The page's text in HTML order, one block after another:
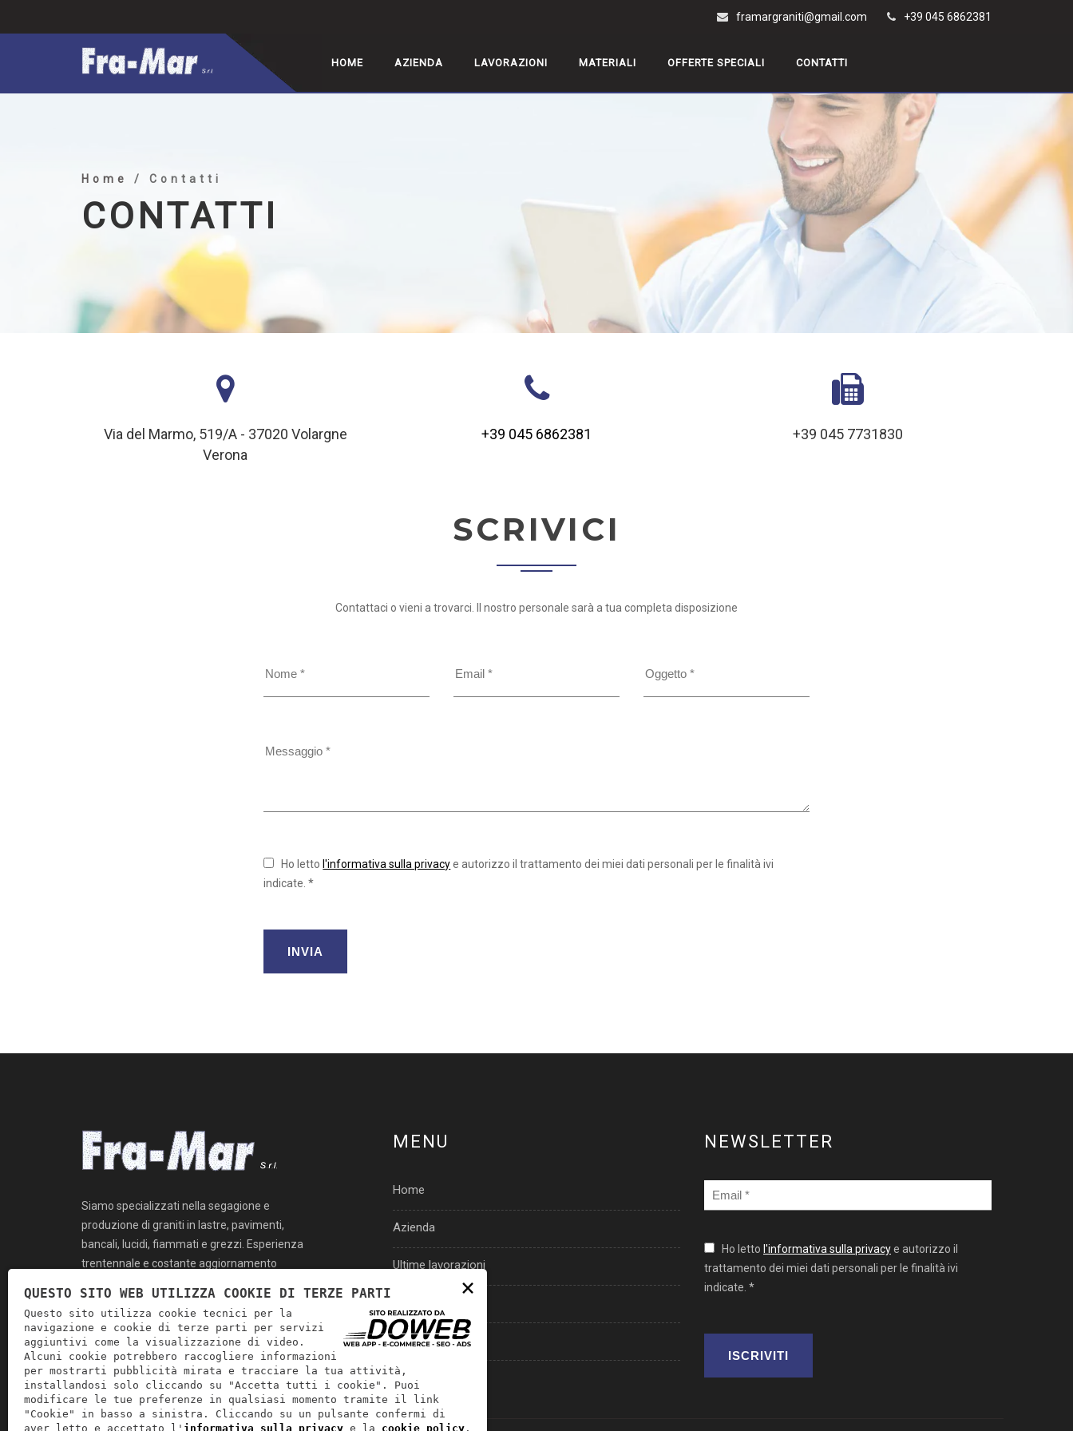
framargraniti@gmail.com +39 045 6862381
HOME AZIENDA LAVORAZIONI MATERIALI OFFERTE SPECIALI CONTATTI
Home / Contatti
CONTATTI
Via del Marmo, 519/A - 37020 Volargne
Verona
+39 045 6862381 +39 045 7731830
SCRIVICI
Contattaci o vieni a trovarci. Il nostro personale sarà a tua completa disposizione
Ho letto l'informativa sulla privacye autorizzo il trattamento dei miei dati personali per le finalità ivi
indicate. *
Siamo specializzati nella segagione e
produzione di graniti in lastre, pavimenti,
bancali, lucidi, fiammati e grezzi. Esperienza
trentennale e costante aggiornamento
MENU
Home
Azienda
Ultime lavorazioni
Offerte speciali
Contatti
NEWSLETTER
Ho letto l'informativa sulla privacye autorizzo il
trattamento dei miei dati personali per le finalità ivi
indicate. *
×
QUESTO SITO WEB UTILIZZA COOKIE DI TERZE PARTI
Questo sito utilizza cookie tecnici per la
navigazione e cookie di terze parti per servizi
aggiuntivi come la visualizzazione di video.
Alcuni cookie potrebbero raccogliere informazioni
per mostrarti pubblicità mirata e tracciare la tua attività,
installandosi solo cliccando su "Accetta tutti i cookie". Puoi
modificare le tue preferenze in qualsiasi momento tramite il link
"Cookie" in basso a sinistra. Cliccando su un pulsante confermi di
aver letto e accettato l' informativa sulla privacy e la cookie policy .